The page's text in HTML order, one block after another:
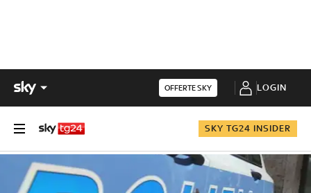
OFFERTE SKY LOGIN
SKY TG24 INSIDER